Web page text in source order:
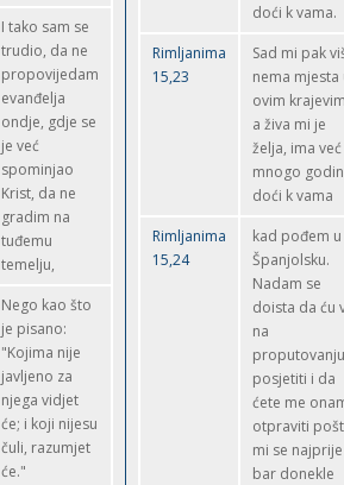
I tako sam se
trudio, da ne
propovijedam
evanđelja
ondje, gdje se
je već
spominjao
Krist, da ne
gradim na
tuđemu
temelju,
Nego kao što
je pisano:
"Kojima nije
javljeno za
njega vidjet
će; i koji nijesu
čuli, razumjet
će."
doći k vama.
Rimljanima
15,23
Sad mi pak
nema mjesta
ovim
a živa mi je
želja, ima već
mnogo
doći k vama
Rimljanima
15,24
kad pođem u
Španjolsku.
Nadam se
doista da ću
na
posjetiti i da
ćete me
otpraviti
mi se najprije
bar donekle